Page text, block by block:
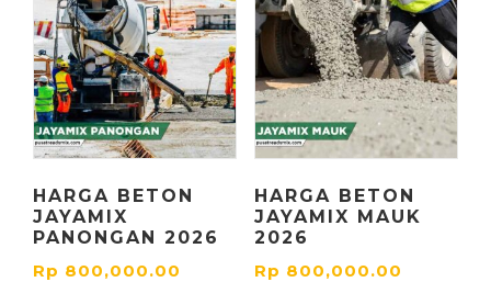
HARGA BETON
JAYAMIX
PANONGAN 2026
Rp 800,000.00
HARGA BETON
JAYAMIX MAUK
2026
Rp 800,000.00